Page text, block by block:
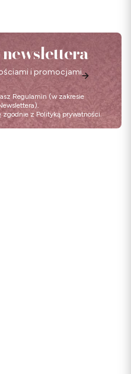
newslettera
i promocjami.
Regulamin (w zakresie
zgodnie z Polityką prywatności.